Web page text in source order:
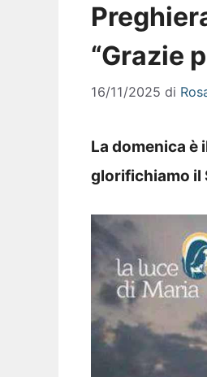
“Grazie
16/11/2025 di
La domenica è
glorifichiamo il